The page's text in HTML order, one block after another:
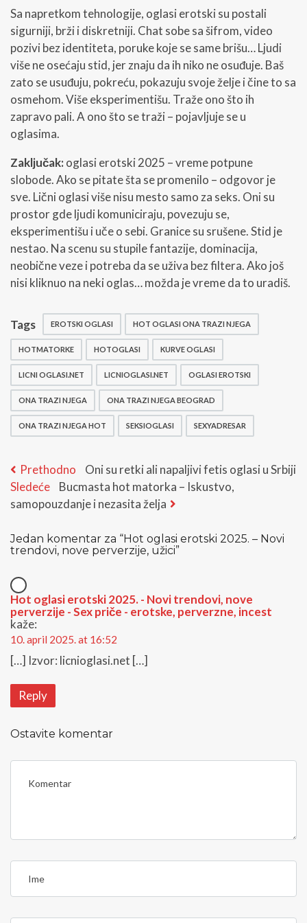
Sa napretkom tehnologije, oglasi erotski su postali
sigurniji, brži i diskretniji. Chat sobe sa šifrom, video
pozivi bez identiteta, poruke koje se same brišu… Ljudi
više ne osećaju stid, jer znaju da ih niko ne osuđuje. Baš
zato se usuđuju, pokreću, pokazuju svoje želje i čine to sa
osmehom. Više eksperimentišu. Traže ono što ih
zapravo pali. A ono što se traži – pojavljuje se u
oglasima.
Zaključak: oglasi erotski 2025 – vreme potpune
slobode. Ako se pitate šta se promenilo – odgovor je
sve. Lični oglasi više nisu mesto samo za seks. Oni su
prostor gde ljudi komuniciraju, povezuju se,
eksperimentišu i uče o sebi. Granice su srušene. Stid je
nestao. Na scenu su stupile fantazije, dominacija,
neobične veze i potreba da se uživa bez filtera. Ako još
nisi kliknuo na neki oglas… možda je vreme da to uradiš.
Tags EROTSKI OGLASI HOT OGLASI ONA TRAZI NJEGA
HOTMATORKE HOTOGLASI KURVE OGLASI
LICNI OGLASI.NET LICNIOGLASI.NET OGLASI EROTSKI
ONA TRAZI NJEGA ONA TRAZI NJEGA BEOGRAD
ONA TRAZI NJEGA HOT SEKSIOGLASI SEXYADRESAR
Kretanje
članka
Prethodno
Previous
post:
Oni su retki ali napaljivi fetis oglasi u Srbiji
Sledeće
Next
post:
Bucmasta hot matorka – Iskustvo,
samopouzdanje i nezasita želja
Jedan komentar za “Hot oglasi erotski 2025. – Novi
trendovi, nove perverzije, užici”
Hot oglasi erotski 2025. - Novi trendovi, nove
perverzije - Sex priče - erotske, perverzne, incest
kaže:
10. april 2025. at 16:52
[…] Izvor: licnioglasi.net […]
Reply
Ostavite komentar
o